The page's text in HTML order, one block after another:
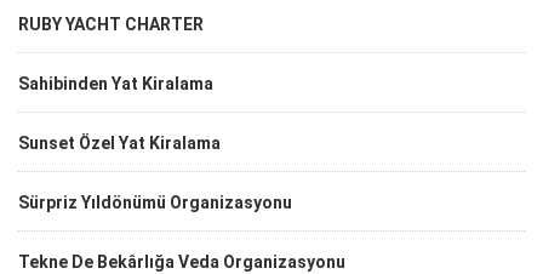
RUBY YACHT CHARTER
Sahibinden Yat Kiralama
Sunset Özel Yat Kiralama
Sürpriz Yıldönümü Organizasyonu
Tekne De Bekârlığa Veda Organizasyonu